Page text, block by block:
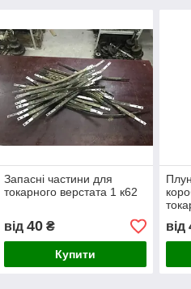
Запасні частини для
токарного верстата 1 к62
від 40₴
Купити
від